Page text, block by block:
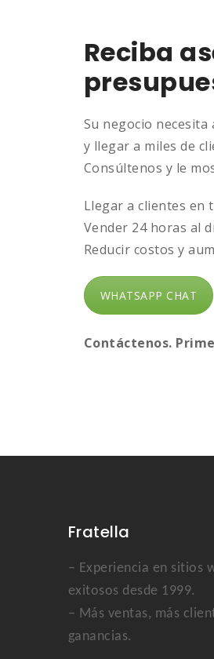
Reciba
Su negocio
y llegar a miles de
Consúltenos y le
Llegar a clientes en
Vender 24 horas al
Reducir costos y
WHATSAPP CHAT
Contáctenos.
Fratella
– Experiencia en sitios
exitosos desde 1999.
– Más ventas, más
ganancias.